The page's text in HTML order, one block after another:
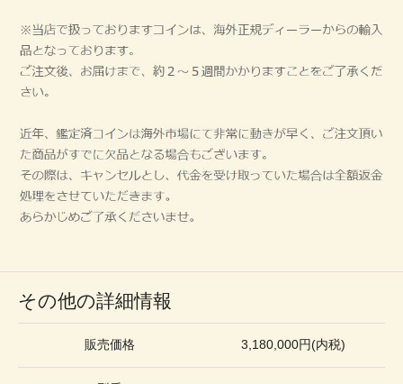
その他の詳細情報
販売価格 3,180,000円(内税)